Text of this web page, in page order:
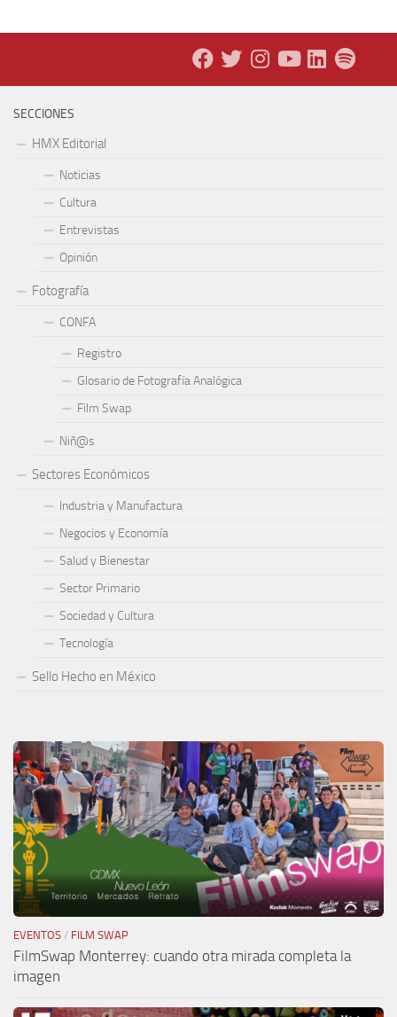
SECCIONES
HMX Editorial
Noticias
Cultura
Entrevistas
Opinión
Fotografía
CONFA
Registro
Glosario de Fotografía Analógica
Film Swap
Niñ@s
Sectores Económicos
Industria y Manufactura
Negocios y Economía
Salud y Bienestar
Sector Primario
Sociedad y Cultura
Tecnología
Sello Hecho en México
EVENTOS / FILM SWAP
FilmSwap Monterrey: cuando otra mirada completa la
imagen